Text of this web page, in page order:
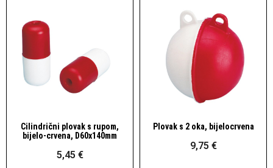
Brzi pogled
Cilindrični plovak s rupom,
bijelo-crvena, D60x140mm
5,45 €
Brzi pogled
Plovak s 2 oka, bijelocrvena
9,75 €